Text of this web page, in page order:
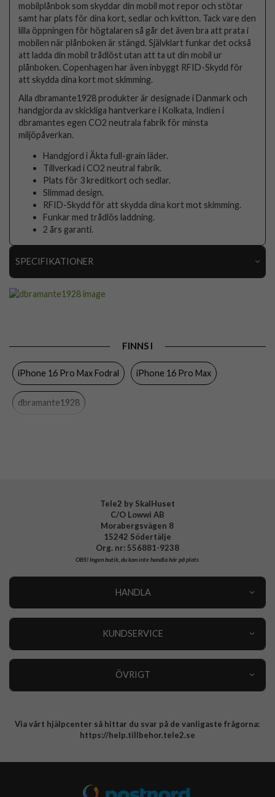
mobilplånbok som skyddar din mobil mot repor och stötar
samt har plats för dina kort, sedlar och kvitton. Tack vare den
lilla öppningen för högtalaren så går det även bra att prata i
mobilen när plånboken är stängd. Självklart funkar det också
att ladda din mobil trådlöst utan att ta ut din mobil ur
plånboken. Copenhagen har även inbyggt RFID-Skydd för
att skydda dina kort mot skimming.
Alla dbramante1928 produkter är designade i Danmark och
handgjorda av skickliga hantverkare i Kolkata, Indien i
dbramantes egen CO2 neutrala fabrik för minsta
miljöpåverkan.
Handgjord i Äkta full-grain läder.
Tillverkad i CO2 neutral fabrik.
Plats för 3 kreditkort och sedlar.
Slimmad design.
RFID-Skydd för att skydda dina kort mot skimming.
Funkar med trådlös laddning.
2 års garanti.
SPECIFIKATIONER
Färg
FINNS I
iPhone 16 Pro Max Fodral iPhone 16 Pro Max
dbramante1928
Tele2 by SkalHuset
C/O Lowwi AB
Morabergsvägen 8
15242 Södertälje
Org. nr: 556881-9238
OBS!Ingen butik, du kan inte handla här på plats
HANDLA
KUNDSERVICE
ÖVRIGT
Integritetspolicy
Via vårt hjälpcenter så hittar du svar på de vanligaste frågorna:
https://help.tillbehor.tele2.se